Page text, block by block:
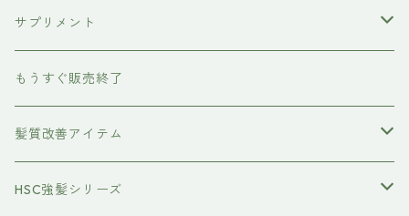
ボディケア
除毛クリーム
育毛ケア
養毛剤
フェイスケア
サプリメント
犬用
もうすぐ販売終了
髪質改善アイテム
トステアケア
HSC強髪シリーズ